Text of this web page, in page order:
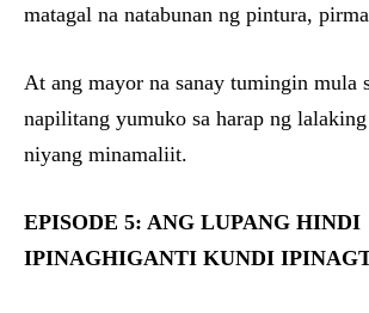
matagal na natabunan ng pintura,
At ang mayor na sanay tumingin mula
napilitang yumuko sa harap ng
niyang minamaliit.
EPISODE 5: ANG LUPANG HINDI
IPINAGHIGANTI KUNDI